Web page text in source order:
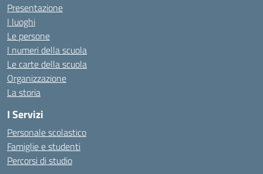
Presentazione
I luoghi
Le persone
I numeri della scuola
Le carte della scuola
Organizzazione
La storia
I Servizi
Personale scolastico
Famiglie e studenti
Percorsi di studio